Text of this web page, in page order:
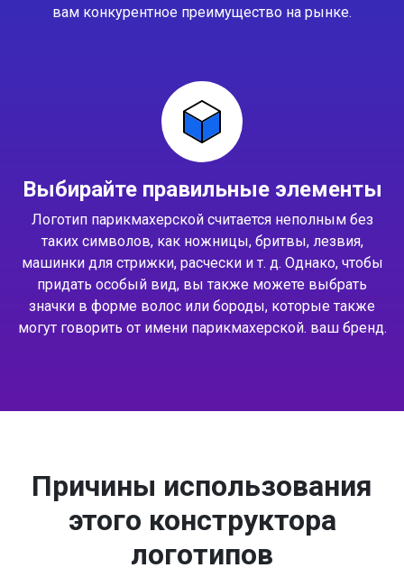
вам конкурентное преимущество на рынке.
Выбирайте правильные элементы
Логотип парикмахерской считается неполным без
таких символов, как ножницы, бритвы, лезвия,
машинки для стрижки, расчески и т. д. Однако, чтобы
придать особый вид, вы также можете выбрать
значки в форме волос или бороды, которые также
могут говорить от имени парикмахерской. ваш бренд.
Причины использования
этого конструктора
логотипов